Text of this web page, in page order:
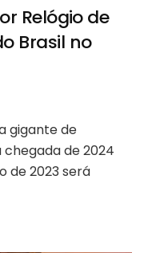
Relógio de
Brasil no
gigante de
de 2024
de 2023 será